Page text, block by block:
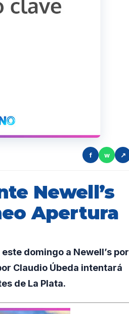
f w ↗
Newell’s
Apertura
domingo a Newell’s por
Claudio Úbeda intentará
de La Plata.